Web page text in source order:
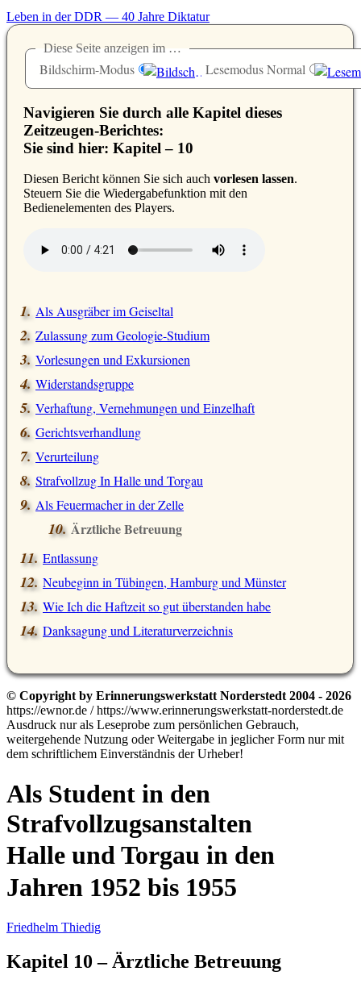
Leben in der DDR — 40 Jahre Diktatur
Diese Seite anzeigen im …
Bildschirm-Modus Lesemodus Normal
Navigieren Sie durch alle Kapitel dieses
Zeitzeugen-Berichtes:
Sie sind hier: Kapitel – 10
Diesen Bericht können Sie sich auch vorlesen lassen.
Steuern Sie die Wiedergabefunktion mit den
Bedienelementen des Players.
Als Ausgräber im Geiseltal
Zulassung zum Geologie-Studium
Vorlesungen und Exkursionen
Widerstandsgruppe
Verhaftung, Vernehmungen und Einzelhaft
Gerichtsverhandlung
Verurteilung
Strafvollzug In Halle und Torgau
Als Feuermacher in der Zelle
Ärztliche Betreuung
Entlassung
Neubeginn in Tübingen, Hamburg und Münster
Wie Ich die Haftzeit so gut überstanden habe
Danksagung und Literaturverzeichnis
© Copyright by Erinnerungswerkstatt Norderstedt 2004 - 2026
https://ewnor.de / https://www.erinnerungswerkstatt-norderstedt.de
Ausdruck nur als Leseprobe zum persönlichen Gebrauch,
weitergehende Nutzung oder Weitergabe in jeglicher Form nur mit
dem schriftlichem Einverständnis der Urheber!
Als Student in den
Strafvollzugsanstalten
Halle und Torgau in den
Jahren 1952 bis 1955
Friedhelm Thiedig
Kapitel 10 – Ärztliche Betreuung